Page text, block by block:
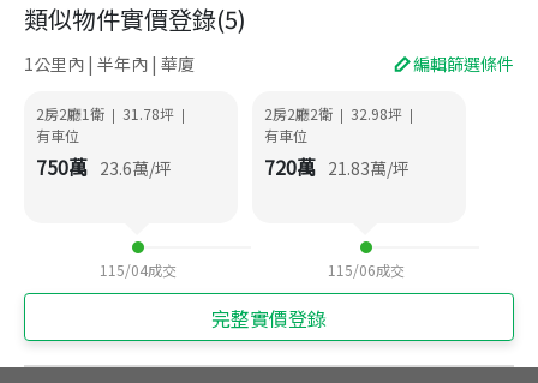
類似物件實價登錄(5)
1公里內 | 半年內 | 華廈 編輯篩選條件
2房2廳1衛 | 31.78坪 |
有車位
750萬 23.6萬/坪
115/04成交
2房2廳2衛 | 32.98坪 |
有車位
720萬 21.83萬/坪
115/06成交
完整實價登錄